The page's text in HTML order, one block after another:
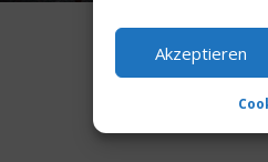
Akzeptieren